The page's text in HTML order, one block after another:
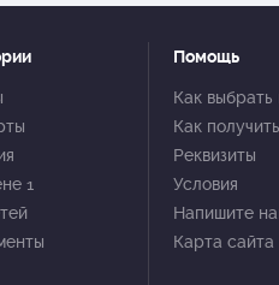
1
Помощь
Как выбрать
Как
Реквизиты
Условия
Напишите
Карта сайта